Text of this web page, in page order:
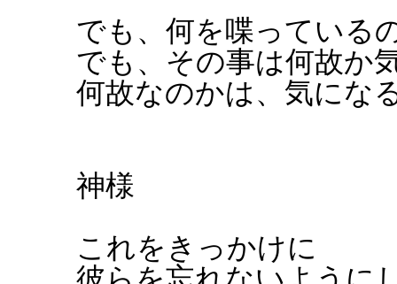
でも、何を喋っている
でも、その事は何故か
何故なのかは、気にな
神様
これをきっかけに